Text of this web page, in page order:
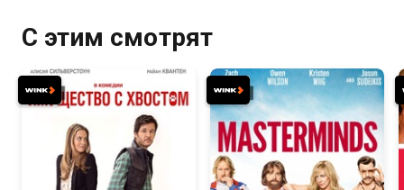
С этим смотрят